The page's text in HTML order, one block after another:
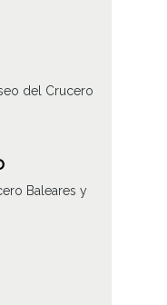
del Crucero
Baleares y